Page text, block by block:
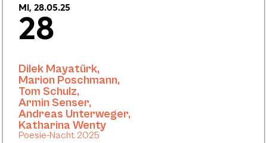
Mi, 28.05.25
28
Dilek Mayatürk,
Marion Poschmann,
Tom Schulz,
Armin Senser,
Andreas Unterweger,
Katharina Wenty
Poesie-Nacht 2025